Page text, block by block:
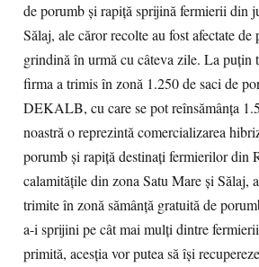
de porumb şi rapiţă sprijină fermierii din
Sălaj, ale căror recolte au fost afectate
grindină în urmă cu câteva zile. La puţin
firma a trimis în zonă 1.250 de saci de
DEKALB, cu care se pot reînsămânţa
noastră o reprezintă comercializarea
porumb şi rapiţă destinaţi fermierilor din
calamităţile din zona Satu Mare şi Sălaj,
trimite în zonă sămânţă gratuită de
a-i sprijini pe cât mai mulţi dintre
primită, acesţia vor putea să îşi